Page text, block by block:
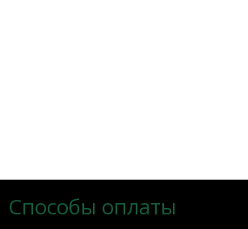
Способы оплаты